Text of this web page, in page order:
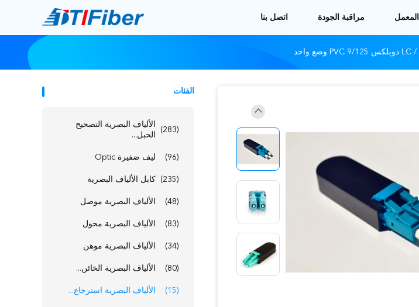
مراقبة الجودة اتصل بنا
الفئات
الألياف البصرية التصحيح
الحبل...
(283)
ليف ضفيرة Optic (96)
كابل الألياف البصرية (235)
الألياف البصرية موصل (48)
الألياف البصرية محول (83)
الألياف البصرية موهن (34)
الألياف البصرية الخائن... (80)
الألياف البصرية استرجاع... (15)